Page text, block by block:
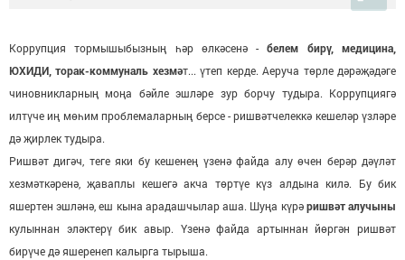
Коррупция тормышыбызның һәр өлкәсенә -белем бирү, медицина,
ЮХИДИ, торак-коммуналь хезмәт... үтеп керде. Аеруча төрле дәрәҗәдәге
чиновникларның моңа бәйле эшләре зур борчу тудыра. Коррупциягә
илтүче иң мөһим проблемаларның берсе - ришвәтчелеккә кешеләр үзләре
дә җирлек тудыра.
Ришвәт дигәч, теге яки бу кешенең үзенә файда алу өчен берәр дәүләт
хезмәткәренә, җаваплы кешегә акча төртүе күз алдына килә. Бу бик
яшертен эшләнә, еш кына арадашчылар аша. Шуңа күрәришвәт алучыны
кулыннан эләктерү бик авыр. Үзенә файда артыннан йөргән ришвәт
бирүче дә яшеренеп калырга тырыша.